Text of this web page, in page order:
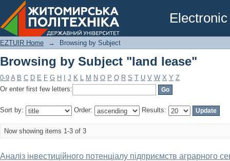
Browsing by Subject "land lease"
EZTUIR Home → Browsing by Subject
Browsing by Subject "land lease"
0-9 A B C D E F G H J K L M N O P Q R S T U V W X Y Z
Or enter first few letters:
Sort by: Order: Results:
Now showing items 1-3 of 3
Аналіз інвестиційного потенціалу підприємств аграрного